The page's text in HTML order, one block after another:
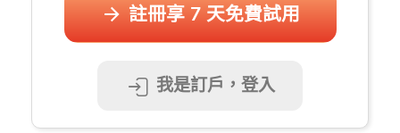
註冊享 7 天免費試用
我是訂戶，登入